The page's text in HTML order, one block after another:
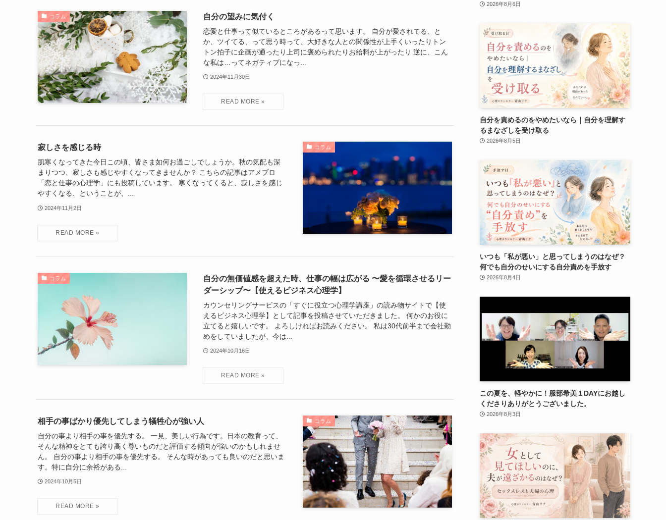
コラム 自分の望みに気付く
恋愛と仕事って似ているところがあるって思います。 自分が愛されてる、と
か、ツイてる、って思う時って、大好きな人との関係性が上手くいったりトン
トン拍子に企画が通ったり上司に褒められたりお給料が上がったり 逆に、こん
な私は…ってネガティブになっ...
2024年11月30日
コラム
寂しさを感じる時
肌寒くなってきた今日この頃、皆さま如何お過ごしでしょうか。秋の気配も深
まりつつ、寂しさも感じやすくなってきませんか？ こちらの記事はアメブロ
「恋と仕事の心理学」にも投稿しています。 寒くなってくると、寂しさを感じ
やすくなる、ということが、...
2024年11月2日
コラム
自分の無価値感を超えた時、仕事の幅は広がる 〜愛を循環させるリー
ダーシップ〜【使えるビジネス心理学】
カウンセリングサービスの「すぐに役立つ心理学講座」の読み物サイトで【使
えるビジネス心理学】として記事を投稿させていただきました。 何かのお役に
立てると嬉しいです。 よろしければお読みください。 私は30代前半まで会社勤
めをしていましたが、今は...
2024年10月16日
コラム
相手の事ばかり優先してしまう犠牲心が強い人
自分の事より相手の事を優先する。 一見、美しい行為です。日本の教育って、
そんな精神をとても誇り高く尊いものだと評価する傾向が強いのかもしれませ
ん。 自分の事より相手の事を優先する。 そんな時があっても良いのだと思いま
す。特に自分に余裕がある...
2024年10月5日
2026年8月6日
自分を責めるのをやめたいなら｜自分を理解す
るまなざしを受け取る
2026年8月5日
いつも「私が悪い」と思ってしまうのはなぜ？
何でも自分のせいにする自分責めを手放す
2026年8月4日
この夏を、軽やかに！服部希美１DAYにお越し
くださりありがとうございました。
2026年8月3日